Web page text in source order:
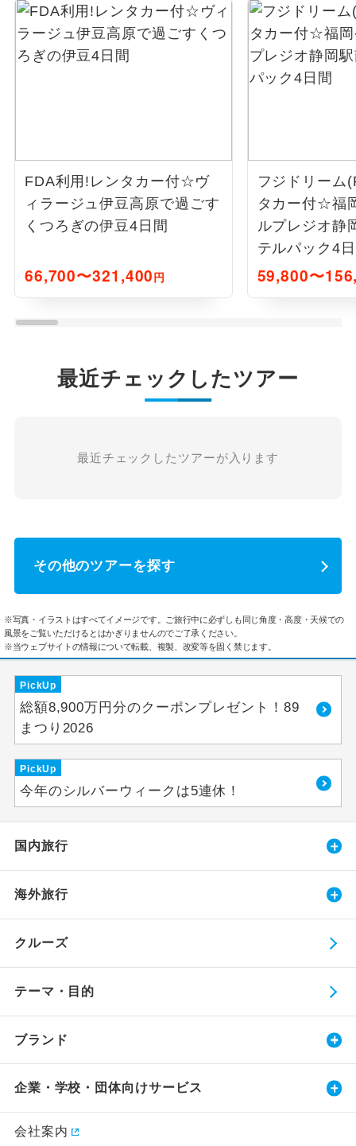
FDA利用!レンタカー付☆ヴ
ィラージュ伊豆高原で過ごす
くつろぎの伊豆4日間
66,700〜321,400円
フジドリーム
タカー付☆福
ルプレジオ静
テルパック4
59,800〜
最近チェックしたツアー
最近チェックしたツアーが入ります
その他のツアーを探す
※写真・イラストはすべてイメージです。ご旅行中に必ずしも同じ角度・高度・天候での
風景をご覧いただけるとはかぎりませんのでご了承ください。
※当ウェブサイトの情報について転載、複製、改変等を固く禁じます。
PickUp
総額8,900万円分のクーポンプレゼント！89
まつり2026
PickUp
今年のシルバーウィークは5連休！
国内旅行
海外旅行
クルーズ
テーマ・目的
ブランド
企業・学校・団体向けサービス
会社案内